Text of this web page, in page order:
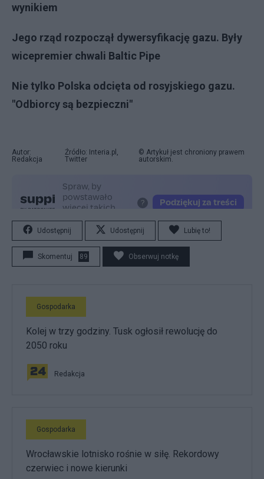
wynikiem
Jego rząd rozpoczął dywersyfikację gazu. Były
wicepremier chwali Baltic Pipe
Nie tylko Polska odcięta od rosyjskiego gazu.
"Odbiorcy są bezpieczni"
Autor:
Redakcja
Źródło: Interia.pl,
Twitter
© Artykuł jest chroniony prawem
autorskim.
Udostępnij Udostępnij Lubię to!
Skomentuj 89 Obserwuj notkę
Gospodarka
Kolej w trzy godziny. Tusk ogłosił rewolucję do
2050 roku
Redakcja
Gospodarka
Wrocławskie lotnisko rośnie w siłę. Rekordowy
czerwiec i nowe kierunki